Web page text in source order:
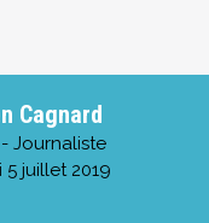
Cagnard
Journaliste
juillet 2019